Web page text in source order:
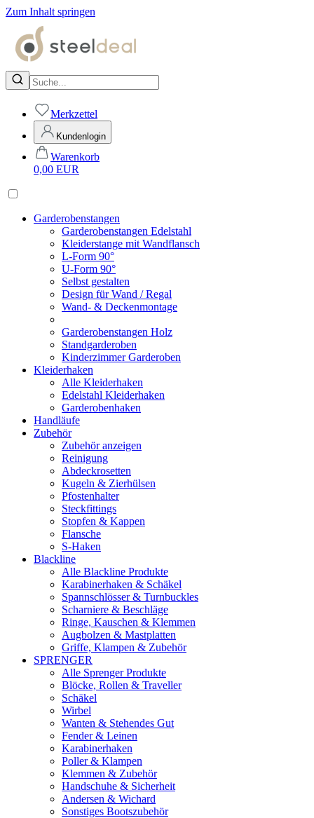
Zum Inhalt springen
Merkzettel
Kundenlogin
Warenkorb
0,00 EUR
Garderobenstangen
Garderobenstangen Edelstahl
Kleiderstange mit Wandflansch
L-Form 90°
U-Form 90°
Selbst gestalten
Design für Wand / Regal
Wand- & Deckenmontage
Garderobenstangen Holz
Standgarderoben
Kinderzimmer Garderoben
Kleiderhaken
Alle Kleiderhaken
Edelstahl Kleiderhaken
Garderobenhaken
Handläufe
Zubehör
Zubehör anzeigen
Reinigung
Abdeckrosetten
Kugeln & Zierhülsen
Pfostenhalter
Steckfittings
Stopfen & Kappen
Flansche
S-Haken
Blackline
Alle Blackline Produkte
Karabinerhaken & Schäkel
Spannschlösser & Turnbuckles
Scharniere & Beschläge
Ringe, Kauschen & Klemmen
Augbolzen & Mastplatten
Griffe, Klampen & Zubehör
SPRENGER
Alle Sprenger Produkte
Blöcke, Rollen & Traveller
Schäkel
Wirbel
Wanten & Stehendes Gut
Fender & Leinen
Karabinerhaken
Poller & Klampen
Klemmen & Zubehör
Handschuhe & Sicherheit
Andersen & Wichard
Sonstiges Bootszubehör